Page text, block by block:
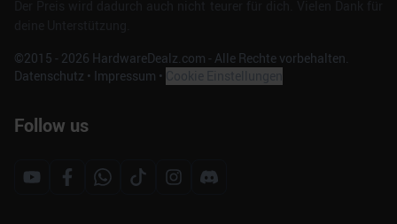
©2015 - 2026 HardwareDealz.com - Alle Rechte vorbehalten.
Datenschutz • Impressum •
Follow us